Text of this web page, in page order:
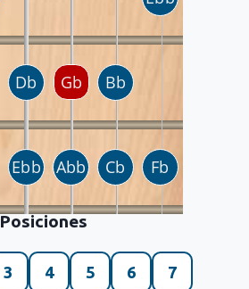
Posiciones
3 4 5 6 7